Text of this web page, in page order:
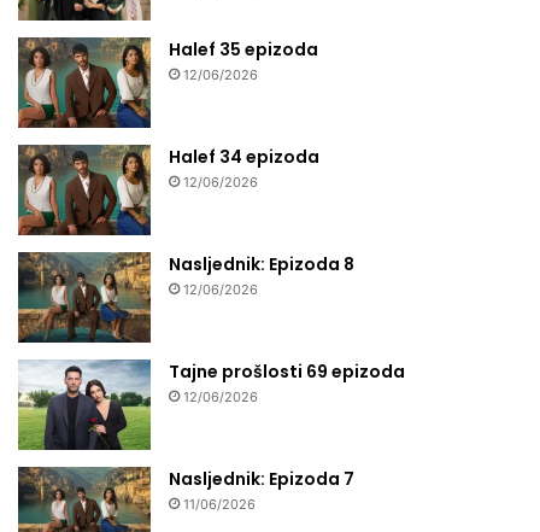
Halef 35 epizoda
12/06/2026
Halef 34 epizoda
12/06/2026
Nasljednik: Epizoda 8
12/06/2026
Tajne prošlosti 69 epizoda
12/06/2026
Nasljednik: Epizoda 7
11/06/2026